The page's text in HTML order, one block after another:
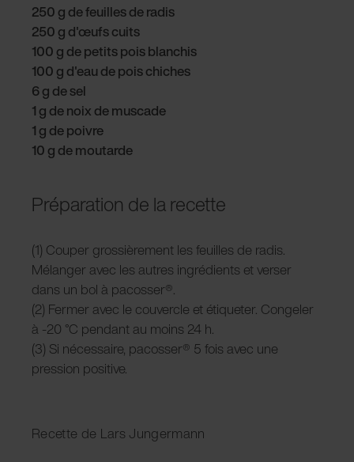
250 g de feuilles de radis
250 g d'œufs cuits
100 g de petits pois blanchis
100 g d'eau de pois chiches
6 g de sel
1 g de noix de muscade
1 g de poivre
10 g de moutarde
Préparation de la recette
(1) Couper grossièrement les feuilles de radis.
Mélanger avec les autres ingrédients et verser
dans un bol à pacosser®.
(2) Fermer avec le couvercle et étiqueter. Congeler
à -20 °C pendant au moins 24 h.
(3) Si nécessaire, pacosser® 5 fois avec une
pression positive.
Recette de Lars Jungermann